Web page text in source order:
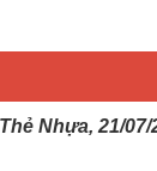
Nhựa, 21/07/